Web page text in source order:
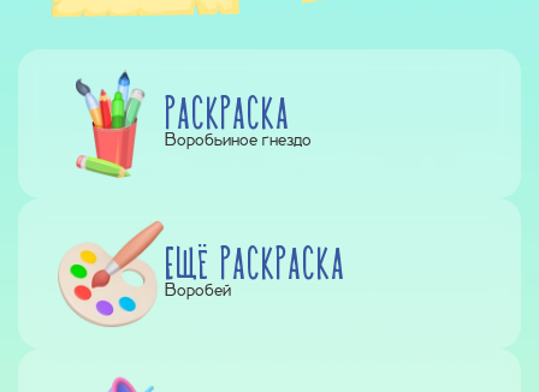
РАСКРАСКА
Воробьиное гнездо
ЕЩЁ РАСКРАСКА
Воробей